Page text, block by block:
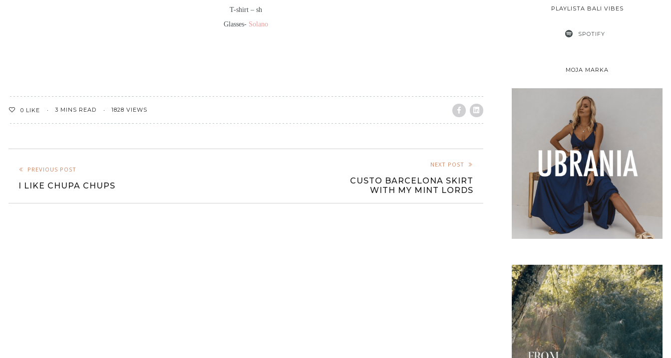
T-shirt – sh
Glasses- Solano
0 LIKE 3 MINS READ 1828 VIEWS
PREVIOUS POST
I LIKE CHUPA CHUPS
NEXT POST
CUSTO BARCELONA SKIRT
WITH MY MINT LORDS
PLAYLISTA BALI VIBES
SPOTIFY
MOJA MARKA